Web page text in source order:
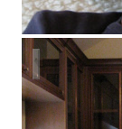
Жилой дом в